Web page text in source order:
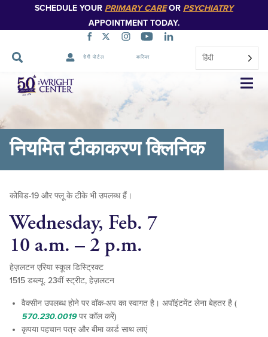
SCHEDULE YOUR PRIMARY CAREOR PSYCHIATRY
APPOINTMENT TODAY.
रोगी पोर्टल करियर हिंदी
नेविगेशन
छोड़ें
नियमित टीकाकरण क्लिनिक
कोविड-19 और फ्लू के टीके भी उपलब्ध हैं।
Wednesday, Feb. 7
10 a.m. – 2 p.m.
हेज़लटन एरिया स्कूल डिस्ट्रिक्ट
1515 डब्ल्यू. 23वीं स्ट्रीट, हेज़लटन
वैक्सीन उपलब्ध होने पर वॉक-अप का स्वागत है। अपॉइंटमेंट लेना बेहतर है (
570.230.0019पर कॉल करें)
कृपया पहचान पत्र और बीमा कार्ड साथ लाएं